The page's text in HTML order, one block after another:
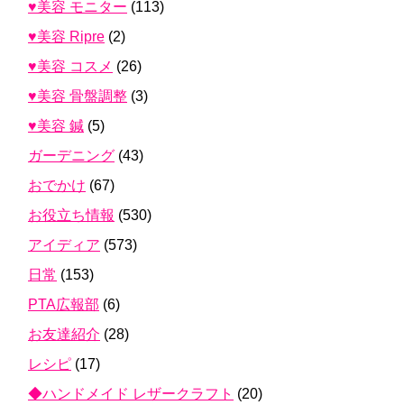
♥美容 モニター (113)
♥美容 Ripre (2)
♥美容 コスメ (26)
♥美容 骨盤調整 (3)
♥美容 鍼 (5)
ガーデニング (43)
おでかけ (67)
お役立ち情報 (530)
アイディア (573)
日常 (153)
PTA広報部 (6)
お友達紹介 (28)
レシピ (17)
◆ハンドメイド レザークラフト (20)